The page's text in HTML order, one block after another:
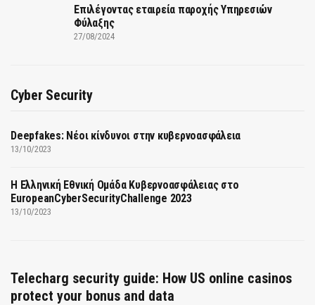
Επιλέγοντας εταιρεία παροχής Υπηρεσιών
Φύλαξης
27/08/2024
Cyber Security
Deepfakes: Νέοι κίνδυνοι στην κυβερνοασφάλεια
13/10/2023
Η Ελληνική Εθνική Ομάδα Κυβερνοασφάλειας στο
EuropeanCyberSecurityChallenge 2023
13/10/2023
Telecharg security guide: How US online casinos
protect your bonus and data